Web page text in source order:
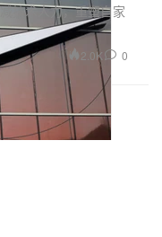
技术人力，重塑自家
2.0K 0